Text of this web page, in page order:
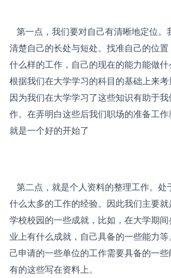
清楚自己的长处与短处。找准自己的位
什么样的工作，自己的现在的能力能做
根据我们在大学学习的科目的基础上来考
因为我们在大学学习了这些知识有助于
作。在弄明白这些后我们职场的准备工
就是一个好的开始了
什么太多的工作的经验。因此我们主要
学校校园的一些成就，比如，在大学期
业上有什么成就，自己具备的一些能力
己申请的一些单位的工作需要具备的一
有的这些写在资料上。